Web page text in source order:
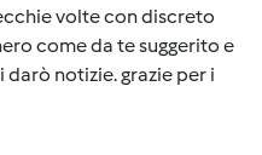
volte con discreto
come da te suggerito e
notizie. grazie per i